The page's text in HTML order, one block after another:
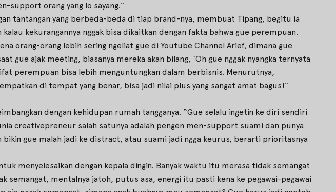
support orang yang lo sayang.”
tantangan yang berbeda-beda di tiap brand-nya, membuat Tipang, begitu ia
kekurangannya nggak bisa dikaitkan dengan fakta bahwa gue perempuan.
orang-orang lebih sering ngeliat gue di Youtube Channel Arief, dimana gue
gue ajak meeting, biasanya mereka akan bilang, ‘Oh gue nggak nyangka ternyata
perempuan bisa lebih menguntungkan dalam berbisnis. Menurutnya,
di tempat yang benar, bisa jadi nilai plus yang sangat amat bagus!”
dengan kehidupan rumah tangganya. “Gue selalu ingetin ke diri sendiri
creativepreneur salah satunya adalah pengen men-support suami dan punya
gue malah jadi ke distract, atau suami jadi ngga keurus, berarti prioritasnya
menyelesaikan dengan kepala dingin. Banyak waktu itu merasa tidak semangat
semangat, mentalnya jatoh, putus asa, energi itu pasti kena ke pegawai-pegawai